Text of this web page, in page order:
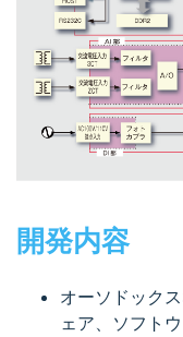
開発内容
オーソドック
ェア、ソフト